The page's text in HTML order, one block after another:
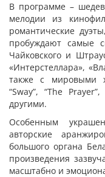
В программе –
мелодии из
романтические
пробуждают самые
Чайковского и
«Интерстеллара»,
также с мировыми
“Sway”, “The
другими.
Особенным
авторские
большого органа
произведения
масштабно и